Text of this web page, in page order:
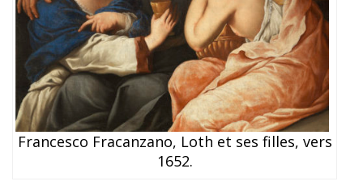
Francesco Fracanzano, Loth et ses filles, vers
1652.